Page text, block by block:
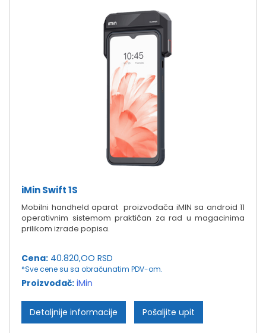
iMin Swift 1S
Mobilni handheld aparat proizvođača iMIN sa android 11
operativnim sistemom praktičan za rad u magacinima
prilikom izrade popisa.
Cena: 40.820,OO RSD
*Sve cene su sa obračunatim PDV-om.
Proizvođač: iMin
Detaljnije informacije Pošaljite upit